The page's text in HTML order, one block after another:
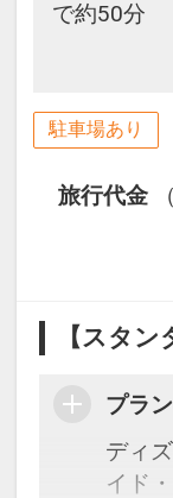
で約50分
駐車場あり
旅行代金
【スタ
プラ
ディ
イド